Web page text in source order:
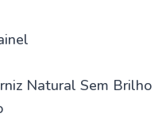
Natural Sem Brilho